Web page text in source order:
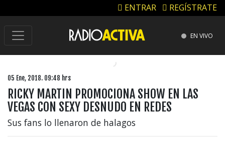
ENTRAR REGÍSTRATE
EN VIVO
05 Ene, 2018. 09:48 hrs
RICKY MARTIN PROMOCIONA SHOW EN LAS
VEGAS CON SEXY DESNUDO EN REDES
Sus fans lo llenaron de halagos